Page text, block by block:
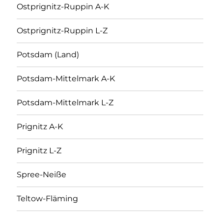
Ostprignitz-Ruppin A-K
Ostprignitz-Ruppin L-Z
Potsdam (Land)
Potsdam-Mittelmark A-K
Potsdam-Mittelmark L-Z
Prignitz A-K
Prignitz L-Z
Spree-Neiße
Teltow-Fläming